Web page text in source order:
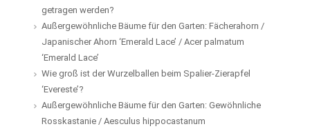
getragen werden?
Außergewöhnliche Bäume für den Garten: Fächerahorn /
Japanischer Ahorn ‘Emerald Lace’ / Acer palmatum
‘Emerald Lace’
Wie groß ist der Wurzelballen beim Spalier-Zierapfel
‘Evereste’?
Außergewöhnliche Bäume für den Garten: Gewöhnliche
Rosskastanie / Aesculus hippocastanum